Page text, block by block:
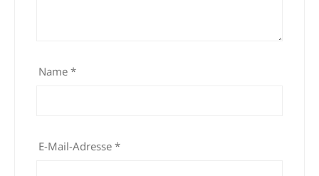
Name *
E-Mail-Adresse *